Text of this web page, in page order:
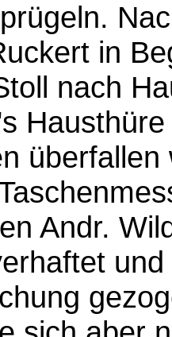
in
nach
Andr.